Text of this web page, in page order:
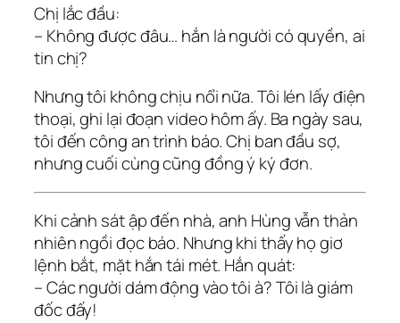
Chị lắc đầu:
– Không được đâu… hắn là người có quyền, ai
tin chị?
Nhưng tôi không chịu nổi nữa. Tôi lén lấy điện
thoại, ghi lại đoạn video hôm ấy. Ba ngày sau,
tôi đến công an trình báo. Chị ban đầu sợ,
nhưng cuối cùng cũng đồng ý ký đơn.
Khi cảnh sát ập đến nhà, anh Hùng vẫn thản
nhiên ngồi đọc báo. Nhưng khi thấy họ giơ
lệnh bắt, mặt hắn tái mét. Hắn quát:
– Các người dám động vào tôi à? Tôi là giám
đốc đấy!